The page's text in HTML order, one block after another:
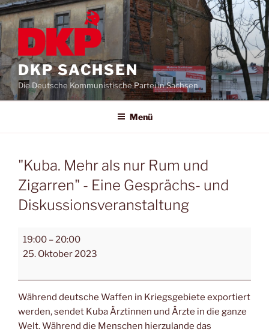
DKP SACHSEN
Die Deutsche Kommunistische Partei in Sachsen
Menü
"Kuba. Mehr als nur Rum und
Zigarren" - Eine Gesprächs- und
Diskussionsveranstaltung
19:00 –20:00
25. Oktober 2023
Während deutsche Waffen in Kriegsgebiete exportiert
werden, sendet Kuba Ärztinnen und Ärzte in die ganze
Welt. Während die Menschen hierzulande das